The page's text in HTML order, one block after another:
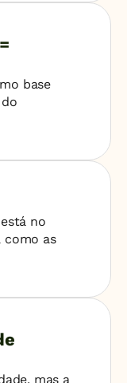
base
no
como as
mas a